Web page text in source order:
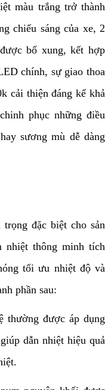
màu trắng trở thành
chiếu sáng của xe, 2
bổ xung, kết hợp
chính, sự giao thoa
cải thiện đáng kể khả
phục những điều
sương mù dễ dàng
đặc biệt cho sản
nhiệt thông minh tích
tối ưu nhiệt độ và
phần sau:
thường được áp dụng
dẫn nhiệt hiệu quả